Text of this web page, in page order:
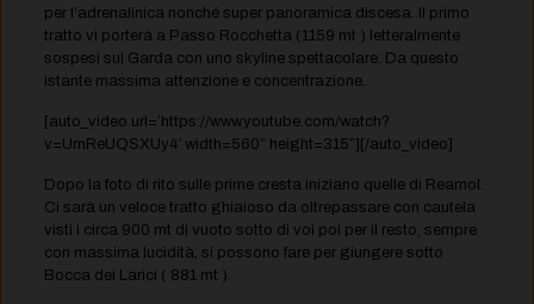
per l’adrenalinica nonché super panoramica discesa. Il primo
tratto vi porterà a Passo Rocchetta (1159 mt ) letteralmente
sospesi sul Garda con uno skyline spettacolare. Da questo
istante massima attenzione e concentrazione.
[auto_video url=’https://www.youtube.com/watch?
v=UmReUQSXUy4′ width=560” height=315”][/auto_video]
Dopo la foto di rito sulle prime cresta iniziano quelle di Reamol.
Ci sarà un veloce tratto ghiaioso da oltrepassare con cautela
visti i circa 900 mt di vuoto sotto di voi poi per il resto, sempre
con massima lucidità, si possono fare per giungere sotto
Bocca dei Larici ( 881 mt ).